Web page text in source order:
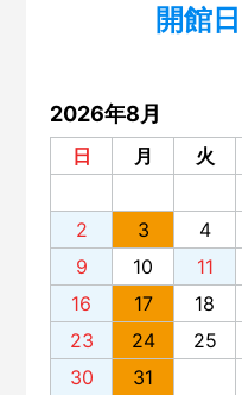
開館日
2026年8月
日 月 火
2
3 4
9
10 11
16
17 18
23
24 25
30
31